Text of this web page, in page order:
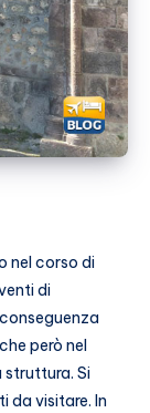
nel corso di
di
però nel
struttura. Si
da visitare. In